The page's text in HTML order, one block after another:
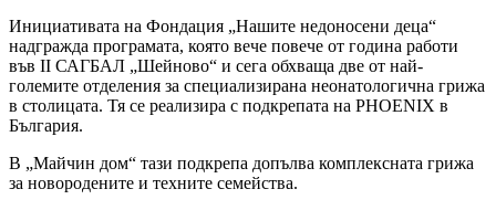
Инициативата на Фондация „Нашите недоносени деца“
надгражда програмата, която вече повече от година работи
във II САГБАЛ „Шейново“ и сега обхваща две от най-
големите отделения за специализирана неонатологична грижа
в столицата. Тя се реализира с подкрепата на PHOENIX в
България.
В „Майчин дом“ тази подкрепа допълва комплексната грижа
за новородените и техните семейства.